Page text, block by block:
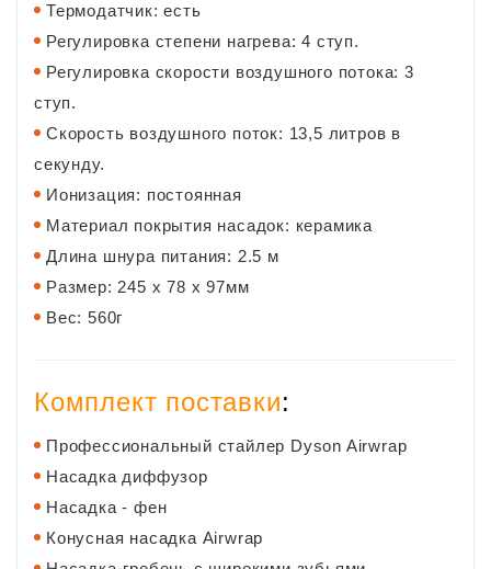
Термодатчик: есть
Регулировка степени нагрева: 4 ступ.
Регулировка скорости воздушного потока: 3
ступ.
Скорость воздушного поток: 13,5 литров в
секунду.
Ионизация: постоянная
Материал покрытия насадок: керамика
Длина шнура питания: 2.5 м
Размер: 245 х 78 х 97мм
Вес: 560г
Комплект поставки:
Профессиональный стайлер Dyson Airwrap
Насадка диффузор
Насадка - фен
Конусная насадка Airwrap